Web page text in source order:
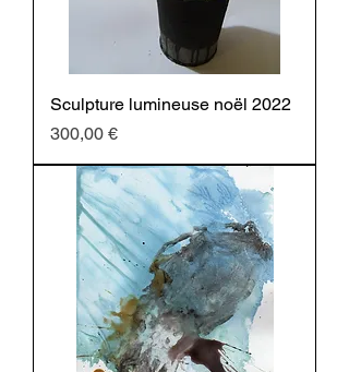
Sculpture lumineuse noël 2022
Prezzo
300,00 €